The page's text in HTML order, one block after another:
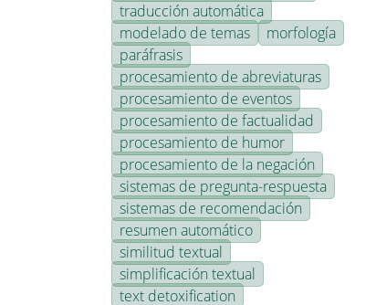
traducción automática
modelado de temas
morfología
paráfrasis
procesamiento de abreviaturas
procesamiento de eventos
procesamiento de factualidad
procesamiento de humor
procesamiento de la negación
sistemas de pregunta-respuesta
sistemas de recomendación
resumen automático
similitud textual
simplificación textual
text detoxification